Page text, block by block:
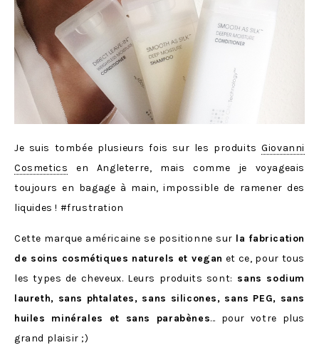
Je suis tombée plusieurs fois sur les produitsGiovanni
Cosmetics en Angleterre, mais comme je voyageais
toujours en bagage à main, impossible de ramener des
liquides ! #frustration
Cette marque américaine se positionne sur la fabrication
de soins cosmétiques naturels et vegan et ce, pour tous
les types de cheveux. Leurs produits sont: sans sodium
laureth, sans phtalates, sans silicones, sans PEG, sans
huiles minérales et sans parabènes… pour votre plus
grand plaisir ;)